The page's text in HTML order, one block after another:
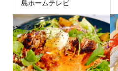
島ホームテレビ